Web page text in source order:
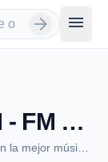
arrow_forward menu
Radio Sabor FM - FM 105.5 - Constitucion